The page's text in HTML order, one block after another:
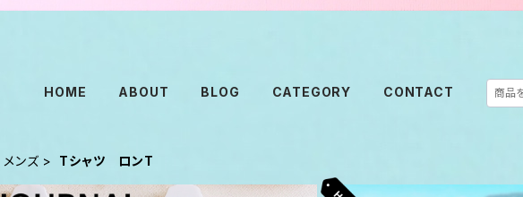
HOME ABOUT BLOG CATEGORY CONTACT
メンズ Tシャツ ロンT